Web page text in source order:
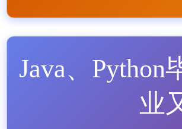
Java、Python
业